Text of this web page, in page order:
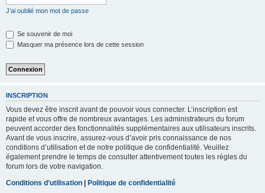
J’ai oublié mon mot de passe
Se souvenir de moi
Masquer ma présence lors de cette session
INSCRIPTION
Vous devez être inscrit avant de pouvoir vous connecter. L’inscription est
rapide et vous offre de nombreux avantages. Les administrateurs du forum
peuvent accorder des fonctionnalités supplémentaires aux utilisateurs inscrits.
Avant de vous inscrire, assurez-vous d’avoir pris connaissance de nos
conditions d’utilisation et de notre politique de confidentialité. Veuillez
également prendre le temps de consulter attentivement toutes les règles du
forum lors de votre navigation.
Conditions d’utilisation | Politique de confidentialité